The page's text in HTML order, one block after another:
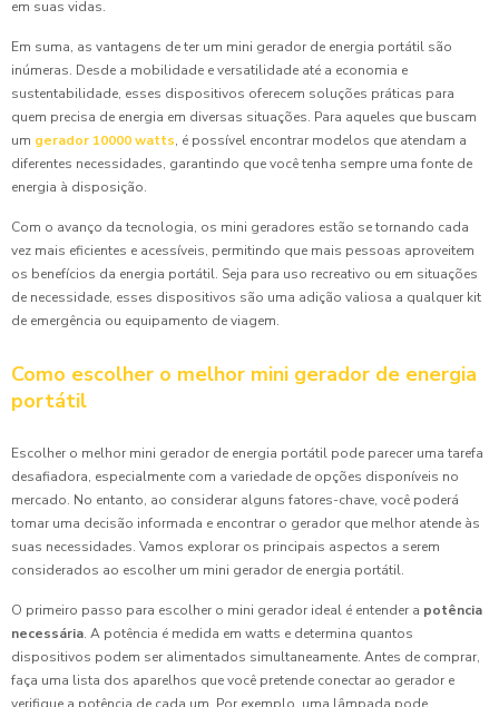
em suas vidas.
Em suma, as vantagens de ter um mini gerador de energia portátil são
inúmeras. Desde a mobilidade e versatilidade até a economia e
sustentabilidade, esses dispositivos oferecem soluções práticas para
quem precisa de energia em diversas situações. Para aqueles que buscam
um gerador 10000 watts, é possível encontrar modelos que atendam a
diferentes necessidades, garantindo que você tenha sempre uma fonte de
energia à disposição.
Com o avanço da tecnologia, os mini geradores estão se tornando cada
vez mais eficientes e acessíveis, permitindo que mais pessoas aproveitem
os benefícios da energia portátil. Seja para uso recreativo ou em situações
de necessidade, esses dispositivos são uma adição valiosa a qualquer kit
de emergência ou equipamento de viagem.
Como escolher o melhor mini gerador de energia
portátil
Escolher o melhor mini gerador de energia portátil pode parecer uma tarefa
desafiadora, especialmente com a variedade de opções disponíveis no
mercado. No entanto, ao considerar alguns fatores-chave, você poderá
tomar uma decisão informada e encontrar o gerador que melhor atende às
suas necessidades. Vamos explorar os principais aspectos a serem
considerados ao escolher um mini gerador de energia portátil.
O primeiro passo para escolher o mini gerador ideal é entender a potência
necessária. A potência é medida em watts e determina quantos
dispositivos podem ser alimentados simultaneamente. Antes de comprar,
faça uma lista dos aparelhos que você pretende conectar ao gerador e